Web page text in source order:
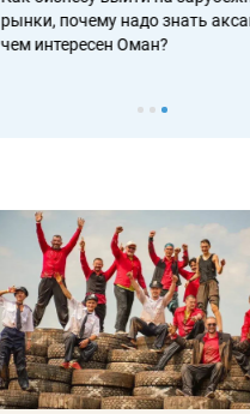
рынки, почему надо знать
чем интересен Оман?